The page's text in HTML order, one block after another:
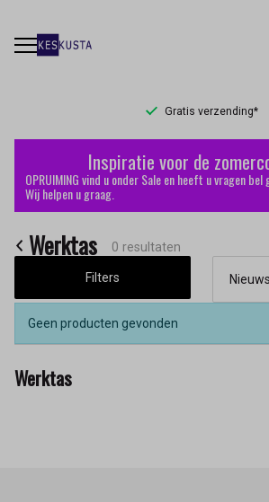
Gratis verzending*
Werktas
Keskusta
Inspiratie voor de
OPRUIMING vind u onder Sale en heeft u vragen
Wij helpen u graag.
Werktas 0 resultaten
Filters
Geen producten gevonden
Werktas